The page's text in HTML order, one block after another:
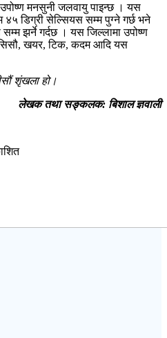
मनसुनी जलवायु पाइन्छ । यस
४५ डिग्री सेल्सियस सम्म पुग्ने गर्छ भने
झर्ने गर्दछ । यस जिल्लामा उपोष्ण
सिसौ, खयर, टिक, कदम आदि यस
शृंखला हो।
लेखक तथा सङ्कलक: बिशाल ज्ञवाली